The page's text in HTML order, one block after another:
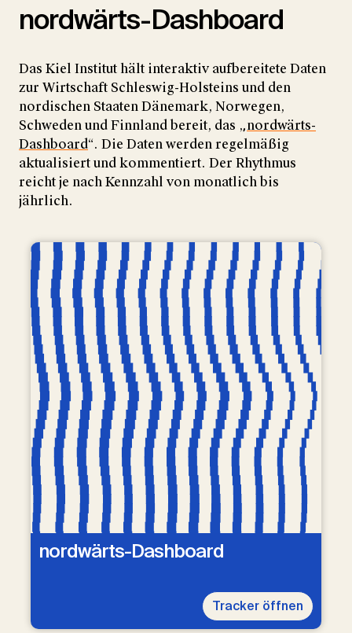
nordwärts-Dashboard
Das Kiel Institut hält interaktiv aufbereitete Daten
zur Wirtschaft Schleswig-Holsteins und den
nordischen Staaten Dänemark, Norwegen,
Schweden und Finnland bereit, das „nordwärts-
Dashboard“. Die Daten werden regelmäßig
aktualisiert und kommentiert. Der Rhythmus
reicht je nach Kennzahl von monatlich bis
jährlich.
nordwärts-Dashboard
Tracker öffnen